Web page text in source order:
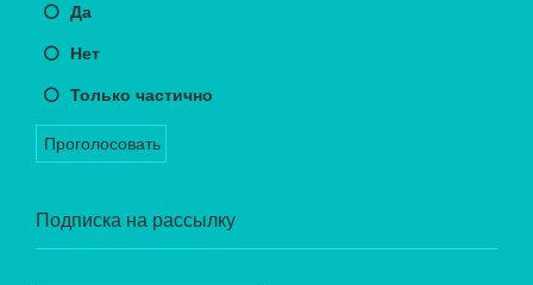
Да
Нет
Только частично
Проголосовать
Подписка на рассылку